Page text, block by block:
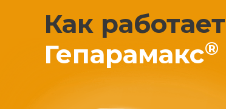
Как работает
Гепарамакс®